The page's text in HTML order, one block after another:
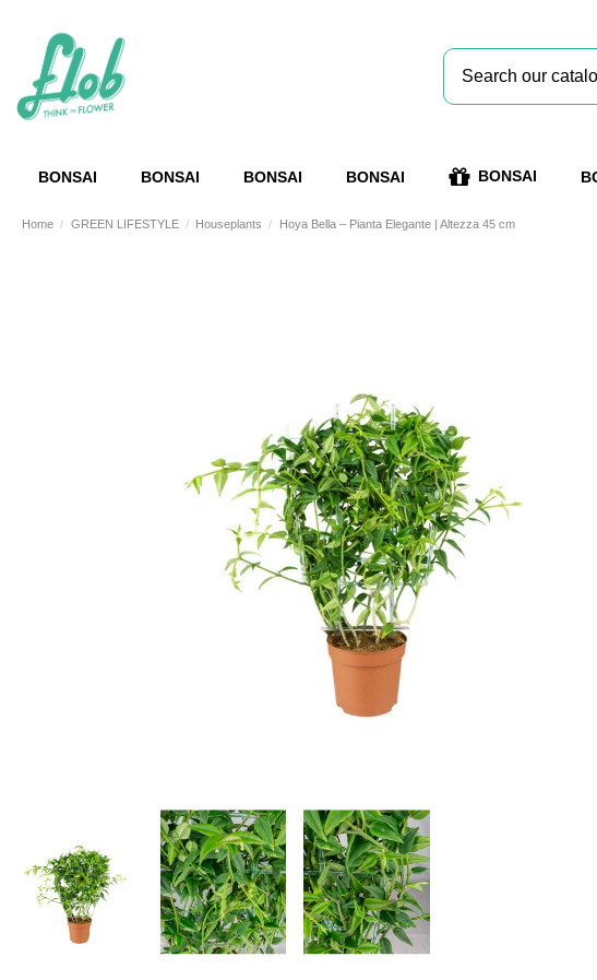
BONSAI BONSAI BONSAI BONSAI BONSAI
Home GREEN LIFESTYLE Houseplants Hoya Bella – Pianta Elegante | Altezza 45 cm